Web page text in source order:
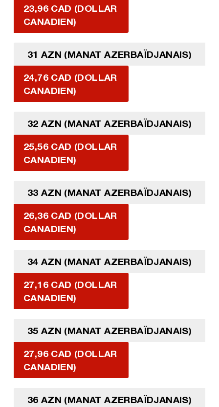
23,96 CAD (DOLLAR
CANADIEN)
31 AZN (MANAT AZERBAÏDJANAIS)
24,76 CAD (DOLLAR
CANADIEN)
32 AZN (MANAT AZERBAÏDJANAIS)
25,56 CAD (DOLLAR
CANADIEN)
33 AZN (MANAT AZERBAÏDJANAIS)
26,36 CAD (DOLLAR
CANADIEN)
34 AZN (MANAT AZERBAÏDJANAIS)
27,16 CAD (DOLLAR
CANADIEN)
35 AZN (MANAT AZERBAÏDJANAIS)
27,96 CAD (DOLLAR
CANADIEN)
36 AZN (MANAT AZERBAÏDJANAIS)